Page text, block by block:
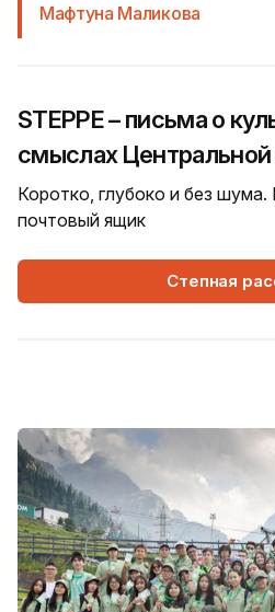
Мафтуна Маликова
STEPPE – письма о
смыслах Центральной
Коротко, глубоко и без
почтовый ящик
Степная